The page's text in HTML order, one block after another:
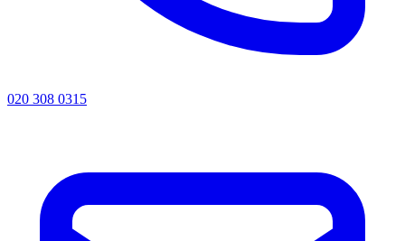
020 308 0315